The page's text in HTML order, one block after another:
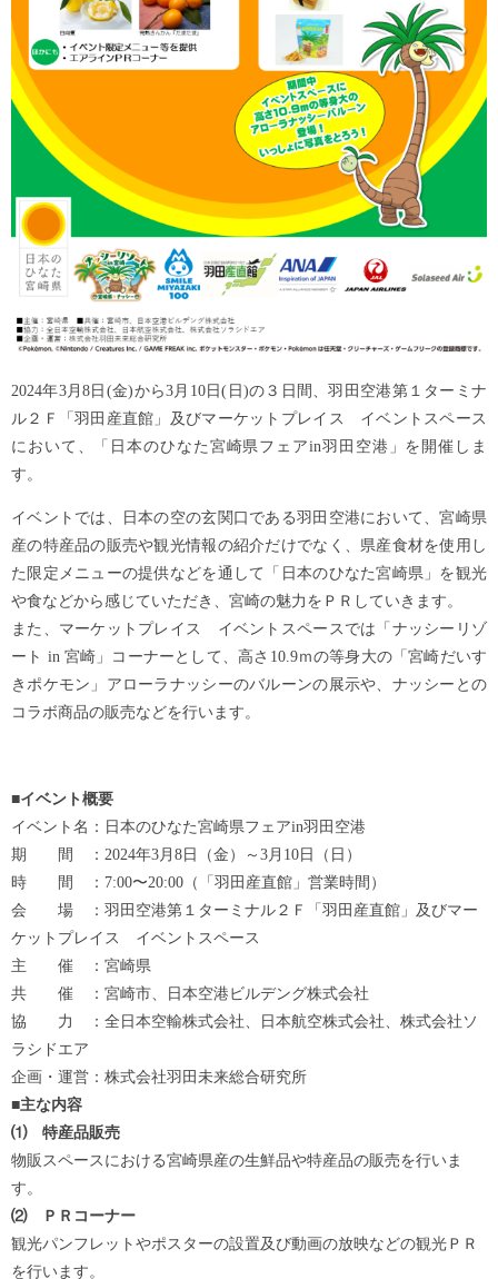
2024年3月8日(金)から3月10日(日)の３日間、羽田空港第１ターミナ
ル２Ｆ「羽田産直館」及びマーケットプレイス イベントスペース
において、「日本のひなた宮崎県フェアin羽田空港」を開催しま
す。
イベントでは、日本の空の玄関口である羽田空港において、宮崎県
産の特産品の販売や観光情報の紹介だけでなく、県産食材を使用し
た限定メニューの提供などを通して「日本のひなた宮崎県」を観光
や食などから感じていただき、宮崎の魅力をＰＲしていきます。
また、マーケットプレイス イベントスペースでは「ナッシーリゾ
ート in 宮崎」コーナーとして、高さ10.9ｍの等身大の「宮崎だいす
きポケモン」アローラナッシーのバルーンの展示や、ナッシーとの
コラボ商品の販売などを行います。
■イベント概要
イベント名：日本のひなた宮崎県フェアin羽田空港
期 間 ：2024年3月8日（金）～3月10日（日）
時 間 ：7:00〜20:00（「羽田産直館」営業時間）
会 場 ：羽田空港第１ターミナル２Ｆ「羽田産直館」及びマー
ケットプレイス イベントスペース
主 催 ：宮崎県
共 催 ：宮崎市、日本空港ビルデング株式会社
協 力 ：全日本空輸株式会社、日本航空株式会社、株式会社ソ
ラシドエア
企画・運営：株式会社羽田未来総合研究所
■主な内容
⑴ 特産品販売
物販スペースにおける宮崎県産の生鮮品や特産品の販売を行いま
す。
⑵ ＰＲコーナー
観光パンフレットやポスターの設置及び動画の放映などの観光ＰＲ
を行います。